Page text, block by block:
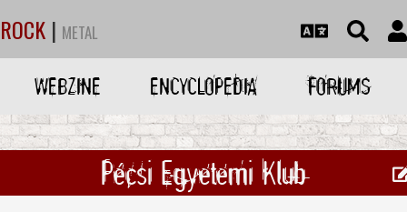
ROCK | METAL
WEBZINE ENCYCLOPEDIA FORUMS
Pécsi Egyetemi Klub